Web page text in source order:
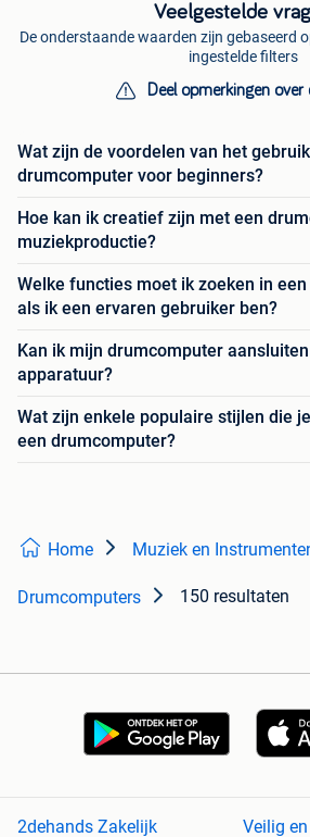
Veelgestelde
De onderstaande waarden zijn gebaseerd
ingestelde filters
Deel opmerkingen over
Wat zijn de voordelen van het
drumcomputer voor beginners?
Hoe kan ik creatief zijn met een
muziekproductie?
Welke functies moet ik zoeken in
als ik een ervaren gebruiker ben?
Kan ik mijn drumcomputer
apparatuur?
Wat zijn enkele populaire stijlen die
een drumcomputer?
Home Muziek en
Drumcomputers 150 resultaten
2dehands Zakelijk Veilig